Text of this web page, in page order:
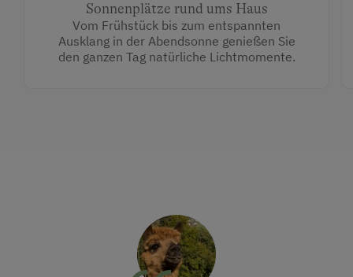
Sonnenplätze rund ums Haus
Vom Frühstück bis zum entspannten
Ausklang in der Abendsonne genießen Sie
den ganzen Tag natürliche Lichtmomente.